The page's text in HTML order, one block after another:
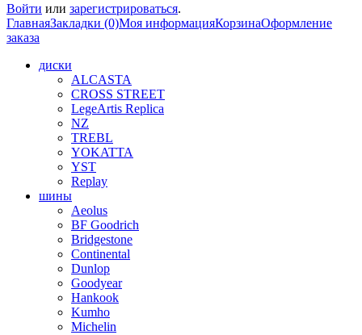
Войти или зарегистрироваться.
ГлавнаяЗакладки (0)Моя информацияКорзинаОформление
заказа
диски
ALCASTA
CROSS STREET
LegeArtis Replica
NZ
TREBL
YOKATTA
YST
Replay
шины
Aeolus
BF Goodrich
Bridgestone
Continental
Dunlop
Goodyear
Hankook
Kumho
Michelin